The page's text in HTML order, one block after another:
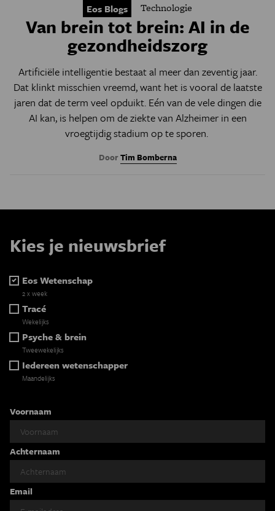
Eos Blogs Technologie
Van brein tot brein: AI in de
gezondheidszorg
Artificiële intelligentie bestaat al meer dan zeventig jaar.
Dat klinkt misschien vreemd, want het is vooral de laatste
jaren dat de term veel opduikt. Eén van de vele dingen die
AI kan, is helpen om de ziekte van Alzheimer in een
vroegtijdig stadium op te sporen.
DoorTim Bomberna
Kies je nieuwsbrief
Eos Wetenschap
2 x week
Tracé
Wekelijks
Psyche & brein
Tweewekelijks
Iedereen wetenschapper
Maandelijks
Voornaam
Achternaam
Email